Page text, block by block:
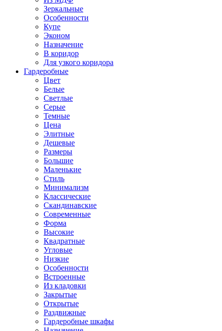
Зеркальные
Особенности
Купе
Эконом
Назначение
В коридор
Для узкого коридора
Гардеробные
Цвет
Белые
Светлые
Серые
Темные
Цена
Элитные
Дешевые
Размеры
Большие
Маленькие
Стиль
Минимализм
Классические
Скандинавские
Современные
Форма
Высокие
Квадратные
Угловые
Низкие
Особенности
Встроенные
Из кладовки
Закрытые
Открытые
Раздвижные
Гардеробные шкафы